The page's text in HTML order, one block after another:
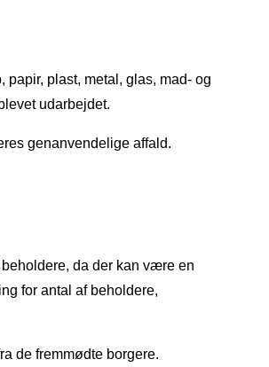
plast, metal, glas, mad- og
udarbejdet.
genanvendelige affald.
da der kan være en
for antal af beholdere,
de fremmødte borgere.